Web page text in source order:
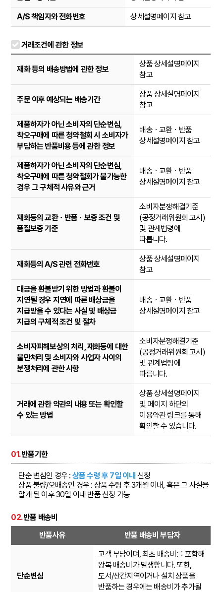
A/S 책임자와 전화번호 상세설명페이지 참고
거래조건에 관한 정보
재화 등의 배송방법에 관한 정보
상품 상세설명페이지
참고
주문 이후 예상되는 배송기간
상품 상세설명페이지
참고
제품하자가 아닌 소비자의 단순변심,
착오구매에 따른 청약철회 시 소비자가
부담하는 반품비용 등에 관한 정보
배송ㆍ교환ㆍ반품
상세설명페이지 참고
제품하자가 아닌 소비자의 단순변심,
착오구매에 따른 청약철회가 불가능한
경우 그 구체적 사유와 근거
배송ㆍ교환ㆍ반품
상세설명페이지 참고
재화등의 교환ㆍ반품ㆍ보증 조건 및
품질보증 기준
소비자분쟁해결기준
(공정거래위원회 고시)
및 관계법령에
따릅니다.
재화등의 A/S 관련 전화번호
상품 상세설명페이지
참고
대금을 환불받기 위한 방법과 환불이
지연될 경우 지연에 따른 배상금을
지급받을 수 있다는 사실 및 배상금
지급의 구체적 조건 및 절차
배송ㆍ교환ㆍ반품
상세설명페이지 참고
소비자피해보상의 처리, 재화등에 대한
불만처리 및 소비자와 사업자 사이의
분쟁처리에 관한 사항
소비자분쟁해결기준
(공정거래위원회 고시)
및 관계법령에
따릅니다.
거래에 관한 약관의 내용 또는 확인할
수 있는 방법
상품 상세설명페이지
및 페이지 하단의
이용약관 링크를 통해
확인할 수 있습니다.
01.반품기한
단순 변심인 경우 : 상품 수령 후 7일 이내 신청
상품 불량/오배송인 경우 : 상품 수령 후 3개월 이내, 혹은 그 사실을
알게 된 이후 30일 이내 반품 신청 가능
02.반품 배송비
반품사유
반품 배송비 부담자
단순변심
고객 부담이며, 최초 배송비를 포함해
왕복 배송비가 발생합니다. 또한,
도서/산간지역이거나 설치 상품을
반품하는 경우에는 배송비가 추가될